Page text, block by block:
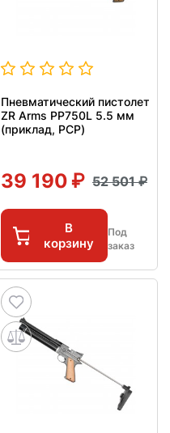
Пневматический пистолет
ZR Arms PP750L 5.5 мм
(приклад, PCP)
39 190 52 501
В
корзину
Под
заказ